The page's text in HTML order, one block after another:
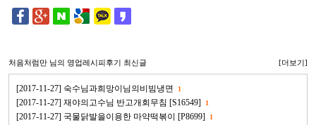
처음처럼만 님의 영업레시피후기 최신글 [더보기]
[2017-11-27] 숙수님과희망이님의비빔냉면 1
[2017-11-27] 재야의고수님 반고개회무침 [S16549] 1
[2017-11-27] 국물닭발을이용한 마약떡볶이 [P8699] 1